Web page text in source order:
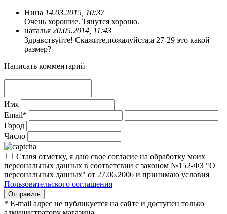
Нина 14.03.2015, 10:37
Очень хорошие. Тянутся хорошо.
наталья 20.05.2014, 11:43
Здравствуйте! Скажите,пожалуйста,а 27-29 это какой
размер?
Написать комментарий
Имя
Email*
Город
Число
Ставя отметку, я даю свое согласие на обработку моих
персональных данных в соответсвии с законом №152-ФЗ "О
персональных данных" от 27.06.2006 и принимаю условия
Пользовательского соглашения
* E-mail адрес не публикуется на сайте и доступен только